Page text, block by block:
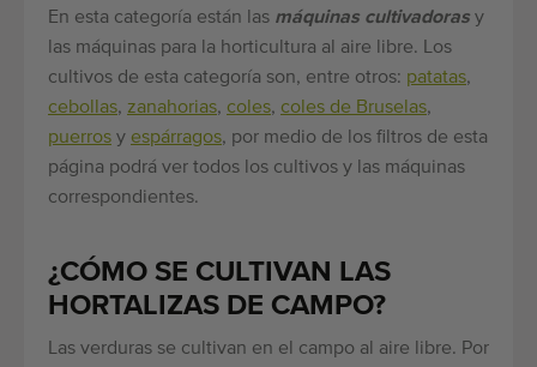
En esta categoría están las máquinas cultivadoras y
las máquinas para la horticultura al aire libre. Los
cultivos de esta categoría son, entre otros: patatas,
cebollas, zanahorias, coles, coles de Bruselas,
puerros y espárragos, por medio de los filtros de esta
página podrá ver todos los cultivos y las máquinas
correspondientes.
¿CÓMO SE CULTIVAN LAS
HORTALIZAS DE CAMPO?
Las verduras se cultivan en el campo al aire libre. Por